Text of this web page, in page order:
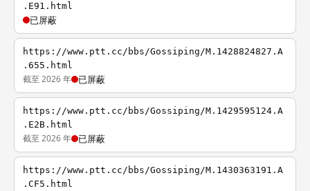
.E91.html
已屏蔽
https://www.ptt.cc/bbs/Gossiping/M.1428824827.A
.655.html
截至 2026 年 已屏蔽
https://www.ptt.cc/bbs/Gossiping/M.1429595124.A
.E2B.html
截至 2026 年 已屏蔽
https://www.ptt.cc/bbs/Gossiping/M.1430363191.A
.CF5.html